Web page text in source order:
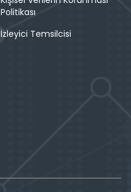
Politikası
İzleyici Temsilcisi